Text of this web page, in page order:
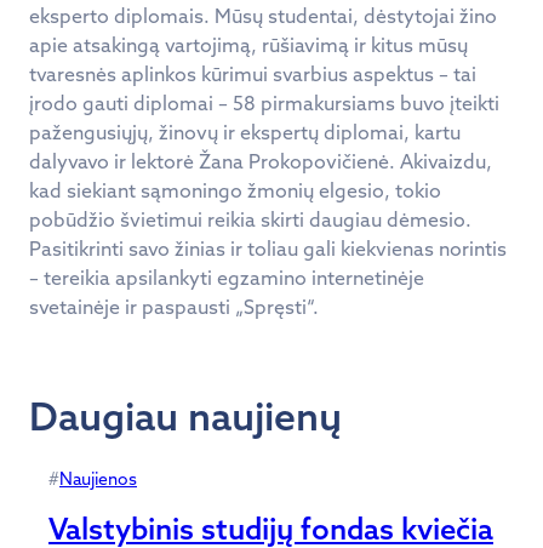
eksperto diplomais. Mūsų studentai, dėstytojai žino
apie atsakingą vartojimą, rūšiavimą ir kitus mūsų
tvaresnės aplinkos kūrimui svarbius aspektus – tai
įrodo gauti diplomai – 58 pirmakursiams buvo įteikti
pažengusiųjų, žinovų ir ekspertų diplomai, kartu
dalyvavo ir lektorė Žana Prokopovičienė. Akivaizdu,
kad siekiant sąmoningo žmonių elgesio, tokio
pobūdžio švietimui reikia skirti daugiau dėmesio.
Pasitikrinti savo žinias ir toliau gali kiekvienas norintis
– tereikia apsilankyti egzamino internetinėje
svetainėje ir paspausti „Spręsti“.
Daugiau naujienų
#Naujienos
Valstybinis studijų fondas kviečia